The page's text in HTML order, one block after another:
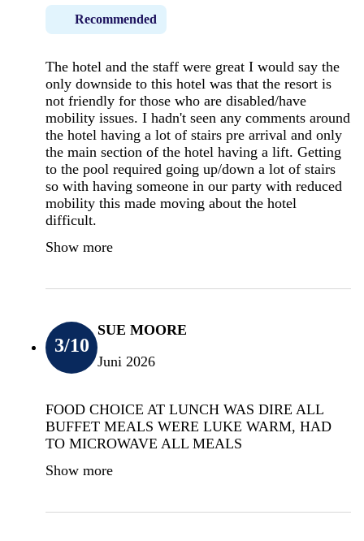
Recommended
The hotel and the staff were great I would say the
only downside to this hotel was that the resort is
not friendly for those who are disabled/have
mobility issues. I hadn't seen any comments around
the hotel having a lot of stairs pre arrival and only
the main section of the hotel having a lift. Getting
to the pool required going up/down a lot of stairs
so with having someone in our party with reduced
mobility this made moving about the hotel
difficult.
Show more
3/10
SUE MOORE
Juni 2026
FOOD CHOICE AT LUNCH WAS DIRE ALL
BUFFET MEALS WERE LUKE WARM, HAD
TO MICROWAVE ALL MEALS
Show more